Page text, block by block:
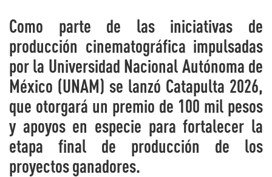
Como parte de las iniciativas de
producción cinematográfica impulsadas
por la Universidad Nacional Autónoma de
México (UNAM) se lanzó Catapulta 2026,
que otorgará un premio de 100 mil pesos
y apoyos en especie para fortalecer la
etapa final de producción de los
proyectos ganadores.